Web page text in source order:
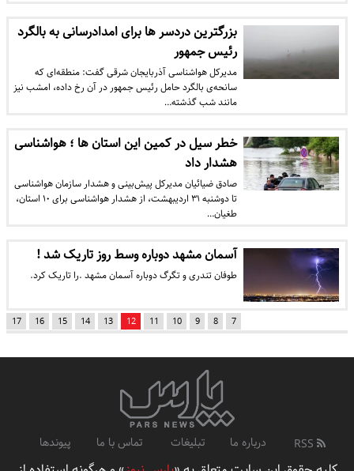
بزرگترین دردسر ها برای امدادرسانی به بالگرد
رئیس جمهور
مدیرکل هواشناسی آذربایجان شرقی گفت: منطقه‌ای که
سانحه‌ی بالگرد حامل رئیس جمهور در آن رخ داده، امشب نیز
مانند شب گذشته…
خطر سیل در کمین این استان ها ؛ هواشناسی
هشدار داد
صادق ضیائیان مدیرکل پیش‌بینی و هشدار سازمان هواشناسی
تا دوشنبه ۳۱ اردیبهشت، از هشدار هواشناسی برای ۱۰ استان،
طغیان…
آسمان مشهد دوباره وسط روز تاریک شد !
طوفان تندری و تگرگ دوباره آسمان مشهد .را تاریک کرد.
7
8
9
10
11
12
13
14
15
16
17
درباره ما تبلیغات تماس با ما پیوندها